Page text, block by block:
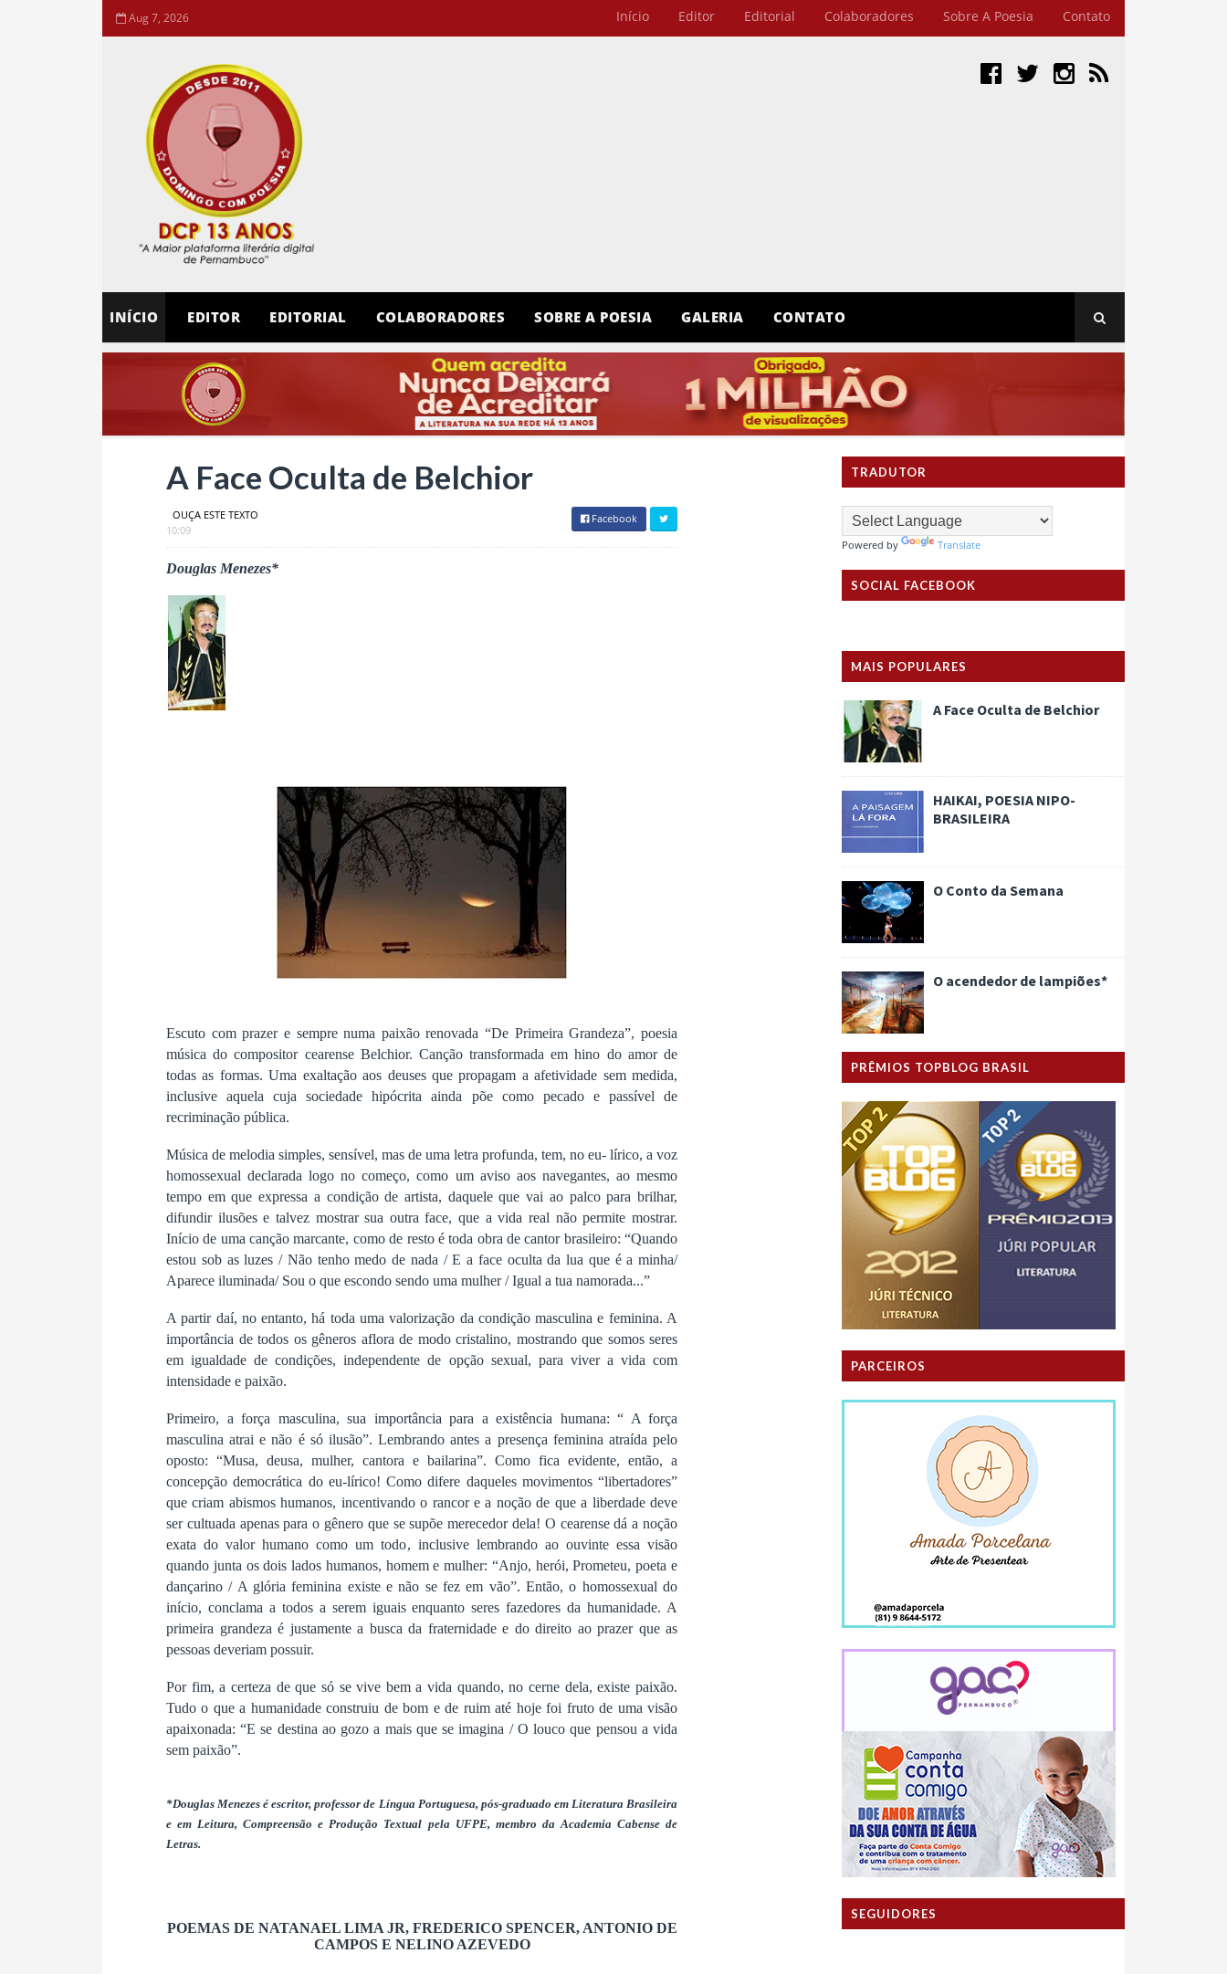
Aug 7, 2026 Início Editor Editorial Colaboradores Sobre A Poesia Contato
INÍCIO EDITOR EDITORIAL COLABORADORES SOBRE A POESIA GALERIA CONTATO
A Face Oculta de Belchior
OUÇA ESTE TEXTO
10:09
Facebook
Douglas Menezes*
Escuto com prazer e sempre numa paixão renovada “De Primeira Grandeza”, poesia
música do compositor cearense Belchior. Canção transformada em hino do amor de
todas as formas. Uma exaltação aos deuses que propagam a afetividade sem medida,
inclusive aquela cuja sociedade hipócrita ainda põe como pecado e passível de
recriminação pública.
Música de melodia simples, sensível, mas de uma letra profunda, tem, no eu- lírico, a voz
homossexual declarada logo no começo, como um aviso aos navegantes, ao mesmo
tempo em que expressa a condição de artista, daquele que vai ao palco para brilhar,
difundir ilusões e talvez mostrar sua outra face, que a vida real não permite mostrar.
Início de uma canção marcante, como de resto é toda obra de cantor brasileiro: “Quando
estou sob as luzes / Não tenho medo de nada / E a face oculta da lua que é a minha/
Aparece iluminada/ Sou o que escondo sendo uma mulher / Igual a tua namorada...”
A partir daí, no entanto, há toda uma valorização da condição masculina e feminina. A
importância de todos os gêneros aflora de modo cristalino, mostrando que somos seres
em igualdade de condições, independente de opção sexual, para viver a vida com
intensidade e paixão.
Primeiro, a força masculina, sua importância para a existência humana: “ A força
masculina atrai e não é só ilusão”. Lembrando antes a presença feminina atraída pelo
oposto: “Musa, deusa, mulher, cantora e bailarina”. Como fica evidente, então, a
concepção democrática do eu-lírico! Como difere daqueles movimentos “libertadores”
que criam abismos humanos, incentivando o rancor e a noção de que a liberdade deve
ser cultuada apenas para o gênero que se supõe merecedor dela! O cearense dá a noção
exata do valor humano como um todo, inclusive lembrando ao ouvinte essa visão
quando junta os dois lados humanos, homem e mulher: “Anjo, herói, Prometeu, poeta e
dançarino / A glória feminina existe e não se fez em vão”. Então, o homossexual do
início, conclama a todos a serem iguais enquanto seres fazedores da humanidade. A
primeira grandeza é justamente a busca da fraternidade e do direito ao prazer que as
pessoas deveriam possuir.
Por fim, a certeza de que só se vive bem a vida quando, no cerne dela, existe paixão.
Tudo o que a humanidade construiu de bom e de ruim até hoje foi fruto de uma visão
apaixonada: “E se destina ao gozo a mais que se imagina / O louco que pensou a vida
sem paixão”.
*Douglas Menezes é escritor, professor de Língua Portuguesa, pós-graduado em Literatura Brasileira
e em Leitura, Compreensão e Produção Textual pela UFPE, membro da Academia Cabense de
Letras.
POEMAS DE NATANAEL LIMA JR, FREDERICO SPENCER, ANTONIO DE
CAMPOS E NELINO AZEVEDO
TRADUTOR
Powered by Translate
SOCIAL FACEBOOK
MAIS POPULARES
A Face Oculta de Belchior
HAIKAI, POESIA NIPO-
BRASILEIRA
O Conto da Semana
O acendedor de lampiões*
PRÊMIOS TOPBLOG BRASIL
PARCEIROS
SEGUIDORES